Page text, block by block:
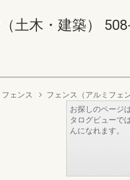
土木・建築）
フェンス フェンス（アルミフェン
お探しのページ
タログビューで
んになれます。